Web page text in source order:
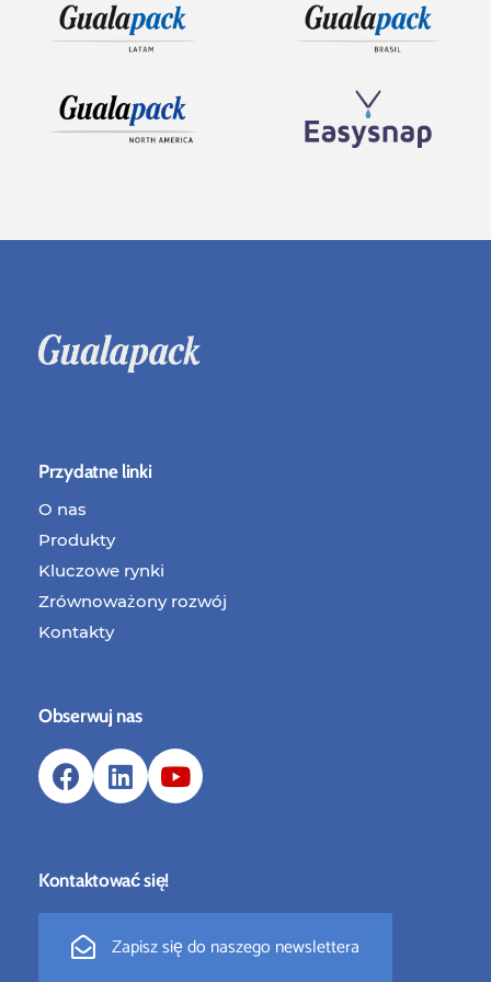
Przydatne linki
O nas
Produkty
Kluczowe rynki
Zrównoważony rozwój
Kontakty
Obserwuj nas
Kontaktować się!
Zapisz się do naszego newslettera